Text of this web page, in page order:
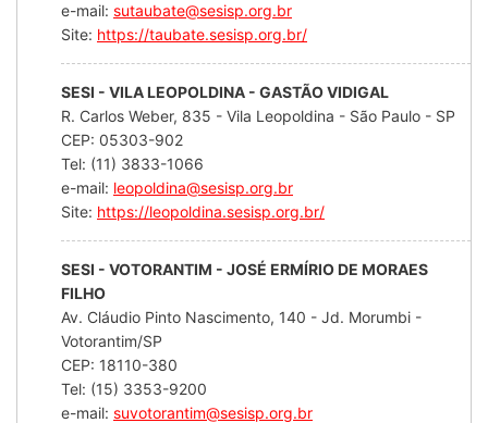
e-mail: sutaubate@sesisp.org.br
Site: https://taubate.sesisp.org.br/
SESI - VILA LEOPOLDINA - GASTÃO VIDIGAL
R. Carlos Weber, 835 - Vila Leopoldina - São Paulo - SP
CEP: 05303-902
Tel: (11) 3833-1066
e-mail: leopoldina@sesisp.org.br
Site: https://leopoldina.sesisp.org.br/
SESI - VOTORANTIM - JOSÉ ERMÍRIO DE MORAES
FILHO
Av. Cláudio Pinto Nascimento, 140 - Jd. Morumbi -
Votorantim/SP
CEP: 18110-380
Tel: (15) 3353-9200
e-mail: suvotorantim@sesisp.org.br